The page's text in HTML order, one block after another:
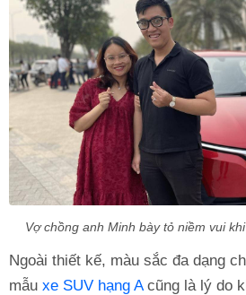
Vợ chồng anh Minh bày tỏ niềm vui
Ngoài thiết kế, màu sắc đa dạng
mẫu xe SUV hạng Acũng là lý do